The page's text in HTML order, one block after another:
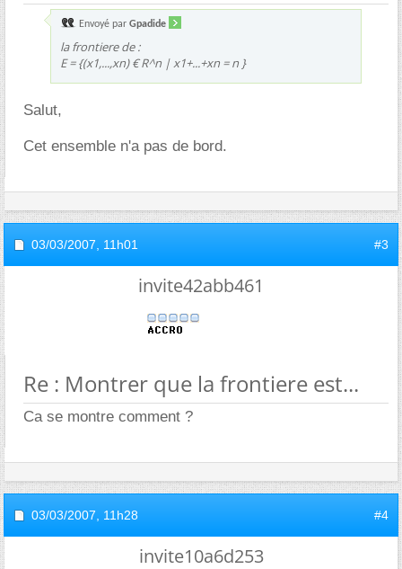
Envoyé par Gpadide
la frontiere de :
E = {(x1,...,xn) € R^n | x1+...+xn = n }
Salut,
Cet ensemble n'a pas de bord.
03/03/2007, 11h01 #3
invite42abb461
Re : Montrer que la frontiere est...
Ca se montre comment ?
03/03/2007, 11h28 #4
invite10a6d253